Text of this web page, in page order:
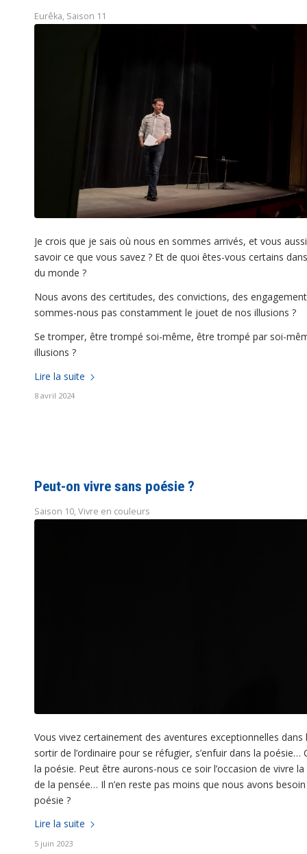
Eurêka, Saison 11
Je crois que je sais où nous en sommes arrivés, et vous
savoir ce que vous savez ? Et de quoi êtes-vous certains
du monde ?
Nous avons des certitudes, des convictions, des
sommes-nous pas constamment le jouet de nos illusions ?
Se tromper, être trompé soi-même, être trompé par soi-
illusions ?
Lire la suite
8 avril 2024
Peut-on vivre sans poésie ?
Saison 10, Vivre en couleurs
Vous vivez certainement des aventures exceptionnelles
sortir de l’ordinaire pour se réfugier, s’enfuir dans la
la poésie. Peut être aurons-nous ce soir l’occasion de vivre
de la pensée… Il n’en reste pas moins que nous avons
poésie ?
Lire la suite
5 juin 2023